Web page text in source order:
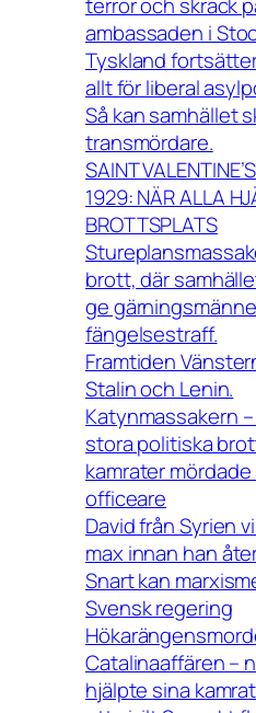
ambassaden i
Tyskland
allt för liberal
Så kan samhället
transmördare.
SAINT
1929: NÄR ALLA
BROTTSPLATS
brott, där
ge
fängelsestraff.
Framtiden
Stalin och Lenin.
Katynmassakern
stora politiska
kamrater
officeare
David från Syrien
max innan han
Snart kan
Svensk regering
Catalinaaffären –
hjälpte sina